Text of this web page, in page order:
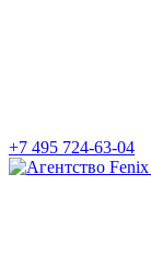
+7 495 724-63-04